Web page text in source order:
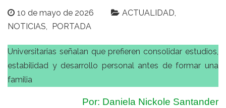
10 de mayo de 2026
ACTUALIDAD
NOTICIAS
PORTADA
Universitarias señalan que prefieren consolidar estudios,
estabilidad y desarrollo personal antes de formar una
familia
Por: Daniela Nickole Santander